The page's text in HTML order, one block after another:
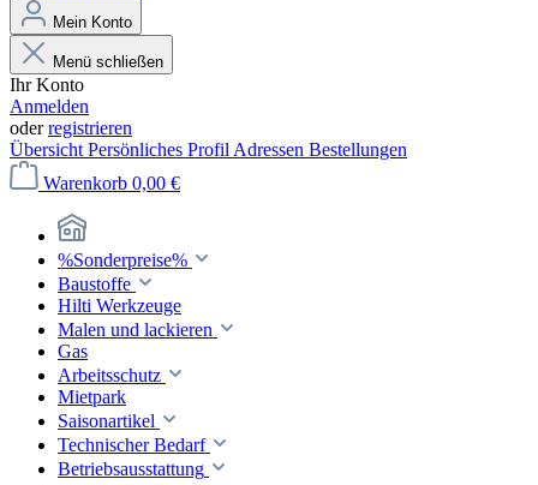
Mein Konto
Menü schließen
Ihr Konto
Anmelden
oderregistrieren
Übersicht Persönliches Profil Adressen Bestellungen
Warenkorb 0,00 €
%Sonderpreise%
Baustoffe
Hilti Werkzeuge
Malen und lackieren
Gas
Arbeitsschutz
Mietpark
Saisonartikel
Technischer Bedarf
Betriebsausstattung